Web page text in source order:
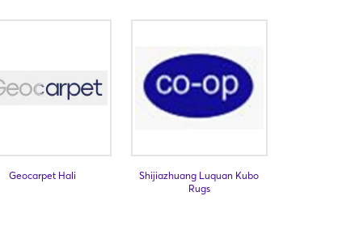
Geocarpet Hali
Shijiazhuang Luquan Kubo
Rugs